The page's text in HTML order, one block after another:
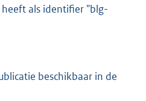
3
als identifier "blg-
beschikbaar in de